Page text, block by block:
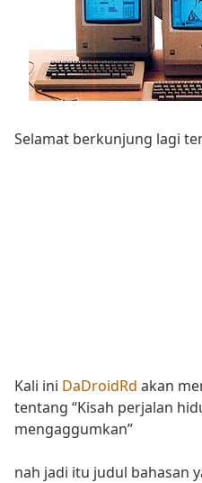
Selamat berkunjung lagi
Kali ini DaDroidRd akan
tentang “Kisah perjalan
mengaggumkan”
nah jadi itu judul bahasan